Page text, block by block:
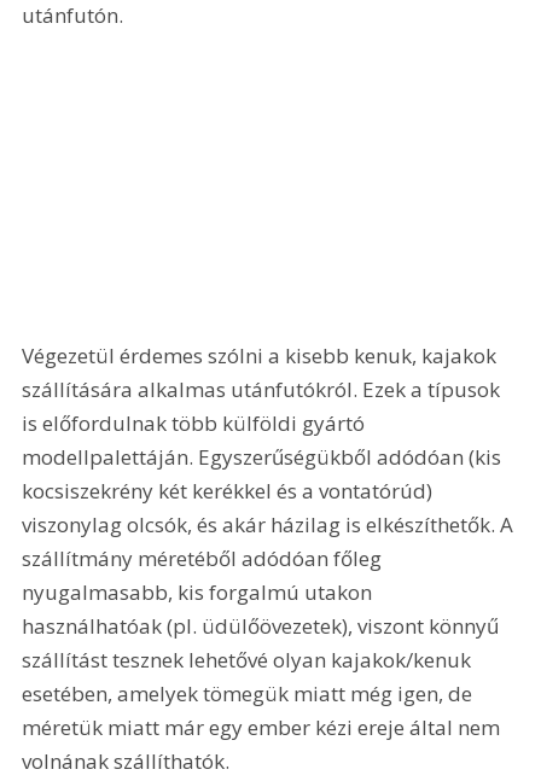
utánfutón.
Végezetül érdemes szólni a kisebb kenuk, kajakok
szállítására alkalmas utánfutókról. Ezek a típusok
is előfordulnak több külföldi gyártó
modellpalettáján. Egyszerűségükből adódóan (kis
kocsiszekrény két kerékkel és a vontatórúd)
viszonylag olcsók, és akár házilag is elkészíthetők. A
szállítmány méretéből adódóan főleg
nyugalmasabb, kis forgalmú utakon
használhatóak (pl. üdülőövezetek), viszont könnyű
szállítást tesznek lehetővé olyan kajakok/kenuk
esetében, amelyek tömegük miatt még igen, de
méretük miatt már egy ember kézi ereje által nem
volnának szállíthatók.